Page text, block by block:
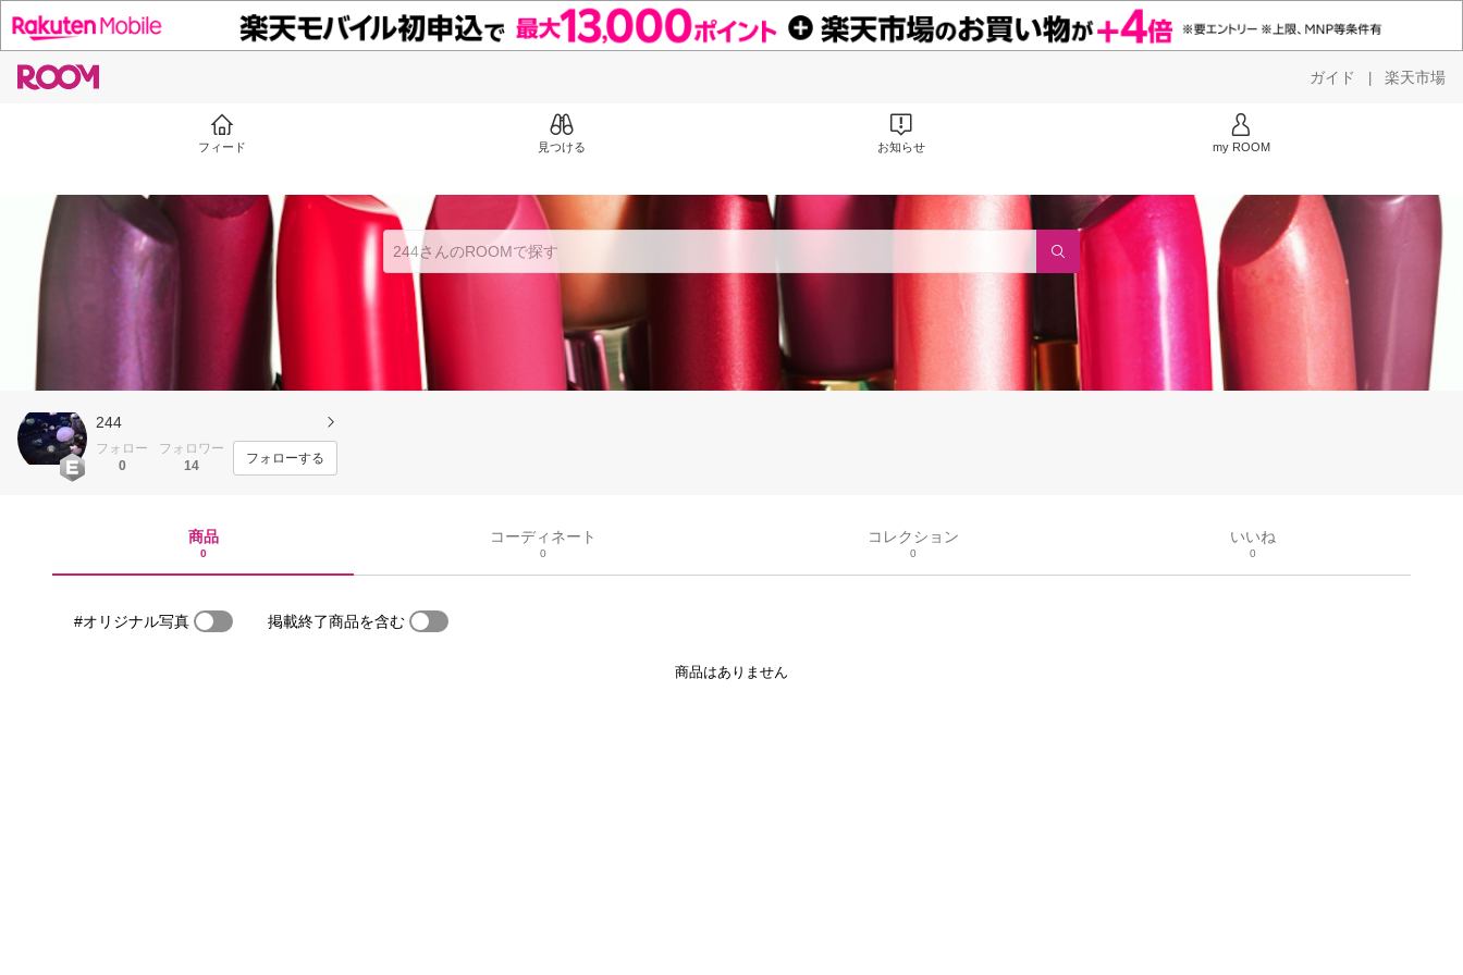
ガイド | 楽天市場
フィード 見つける お知らせ my ROOM
244
フォロー
0
フォロワー
14
フォローする
商品
0
コーディネート
0
コレクション
0
いいね
0
#オリジナル写真 掲載終了商品を含む
商品はありません